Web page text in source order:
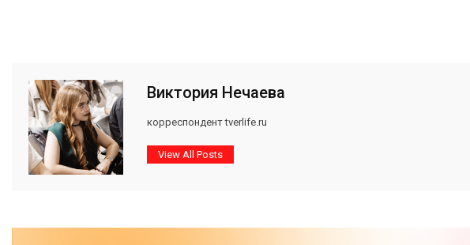
Виктория Нечаева
корреспондент tverlife.ru
View All Posts